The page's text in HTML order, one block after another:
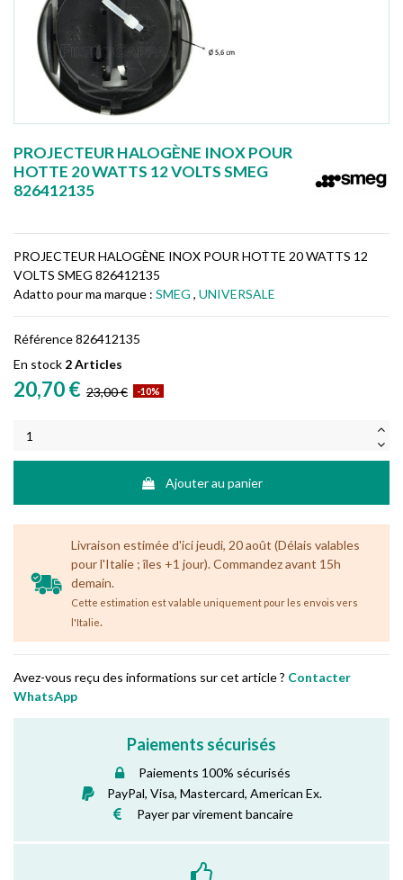
PROJECTEUR HALOGÈNE INOX POUR
HOTTE 20 WATTS 12 VOLTS SMEG
826412135
PROJECTEUR HALOGÈNE INOX POUR HOTTE 20 WATTS 12
VOLTS SMEG 826412135
Adatto pour ma marque : SMEG , UNIVERSALE
Référence826412135
En stock 2 Articles
20,70 € 23,00 € -10%
Ajouter au panier
Livraison estimée d'ici jeudi, 20 août (Délais valables
pour l'Italie ; îles +1 jour). Commandez avant 15h
demain.
Cette estimation est valable uniquement pour les envois vers
l'Italie.
Avez-vous reçu des informations sur cet article ? Contacter
WhatsApp
Paiements sécurisés
Paiements 100% sécurisés
PayPal, Visa, Mastercard, American Ex.
Payer par virement bancaire